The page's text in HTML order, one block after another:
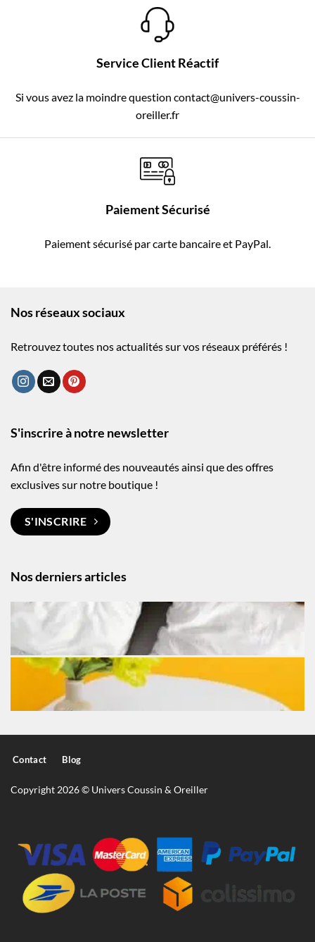
Service Client Réactif
Si vous avez la moindre question contact@univers-coussin-
oreiller.fr
Paiement Sécurisé
Paiement sécurisé par carte bancaire et PayPal.
Nos réseaux sociaux
Retrouvez toutes nos actualités sur vos réseaux préférés !
Nos derniers articles
S'inscrire à notre newsletter
Afin d'être informé des nouveautés ainsi que des offres
exclusives sur notre boutique !
S'INSCRIRE
Contact Blog
Copyright 2026 © Univers Coussin & Oreiller